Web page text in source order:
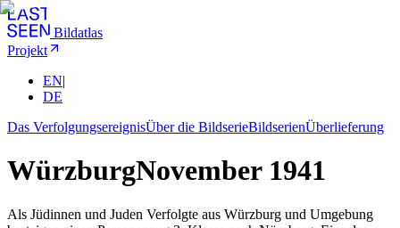
Bildatlas
Projekt
EN|
DE
Das VerfolgungsereignisÜber die BildserieBildserienÜberlieferung
WürzburgNovember 1941
Als Jüdinnen und Juden Verfolgte aus Würzburg und Umgebung